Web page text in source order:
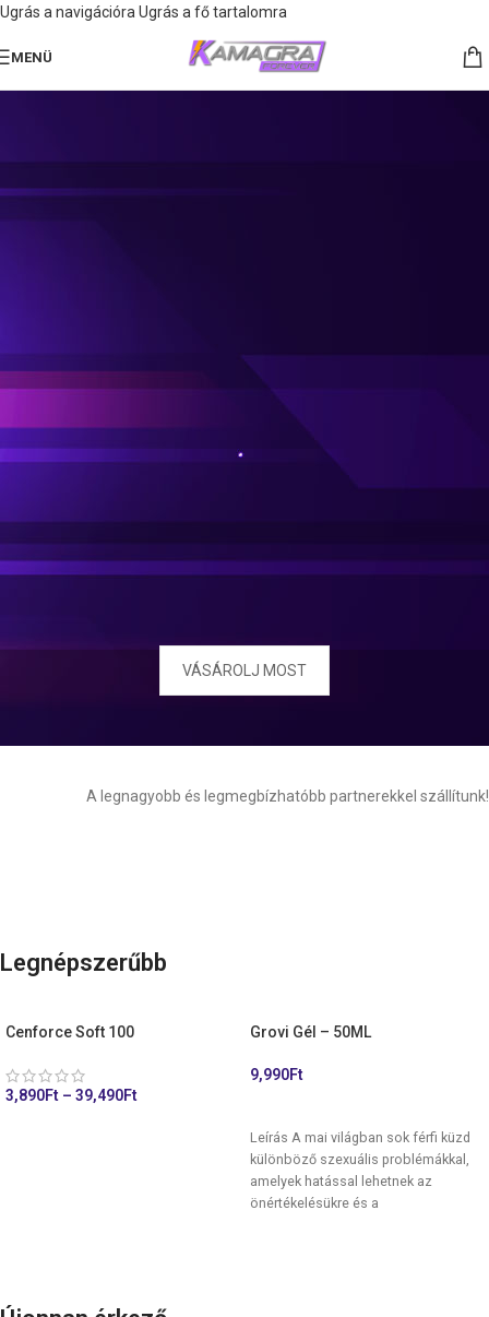
Ugrás a navigációra Ugrás a fő tartalomra
MENÜ
VÁSÁROLJ MOST
A legnagyobb és legmegbízhatóbb partnerekkel szállítunk!
Legnépszerűbb
Cenforce Soft 100
3,890Ft – 39,490Ft
Grovi Gél – 50ML
9,990Ft
Leírás A mai világban sok férfi küzd
különböző szexuális problémákkal,
amelyek hatással lehetnek az
önértékelésükre és a